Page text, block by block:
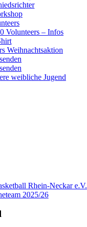
Volunteers – Infos
Weihnachtsaktion
weibliche Jugend
Rhein-Neckar e.V.
2025/26